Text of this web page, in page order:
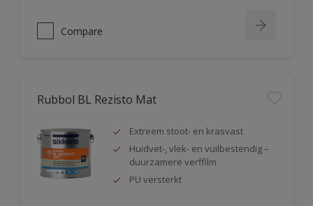
Compare
Rubbol BL Rezisto Mat
Extreem stoot- en krasvast
Huidvet-, vlek- en vuilbestendig –
duurzamere verffilm
PU versterkt